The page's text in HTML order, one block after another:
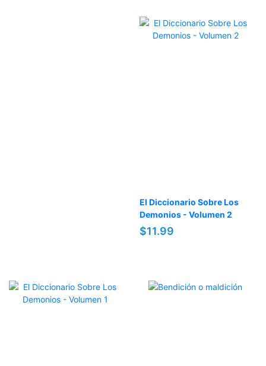
El Diccionario Sobre Los
Demonios - Volumen 2
$11.99